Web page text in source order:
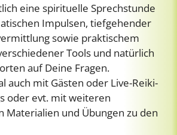
eine spirituelle Sprechstunde
Impulsen, tiefgehender
sowie praktischem
Tools und natürlich
auf Deine Fragen.
auch mit Gästen oder Live-Reiki-
oder evt. mit weiteren
Materialien und Übungen zu den